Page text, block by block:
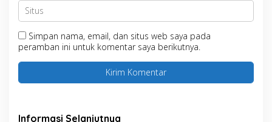
Simpan nama, email, dan situs web saya pada
peramban ini untuk komentar saya berikutnya.
Informasi Selanjutnya